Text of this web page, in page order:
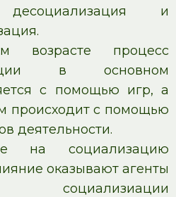
и
возрасте процесс
в основном
с помощью игр, а
происходит с помощью
деятельности.
на социализацию
оказывают агенты
социализиации